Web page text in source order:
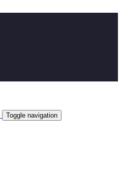
Toggle navigation